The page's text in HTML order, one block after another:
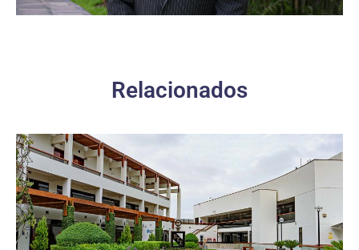
Relacionados